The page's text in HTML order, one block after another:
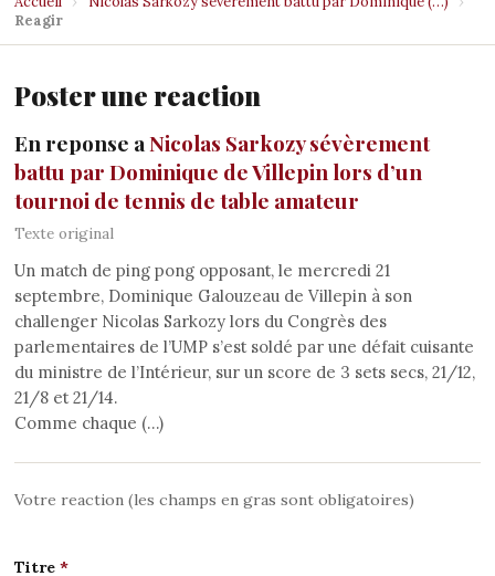
Reagir
Poster une reaction
En reponse aNicolas Sarkozy sévèrement
battu par Dominique de Villepin lors d’un
tournoi de tennis de table amateur
Texte original
Un match de ping pong opposant, le mercredi 21
septembre, Dominique Galouzeau de Villepin à son
challenger Nicolas Sarkozy lors du Congrès des
parlementaires de l’UMP s’est soldé par une défait cuisante
du ministre de l’Intérieur, sur un score de 3 sets secs, 21/12,
21/8 et 21/14.
Comme chaque (…)
Votre reaction (les champs en gras sont obligatoires)
Titre